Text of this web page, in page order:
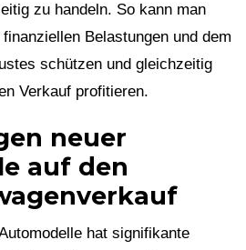
zu handeln. So kann man
Belastungen und dem
schützen und gleichzeitig
Verkauf profitieren.
neuer
auf den
hat signifikante